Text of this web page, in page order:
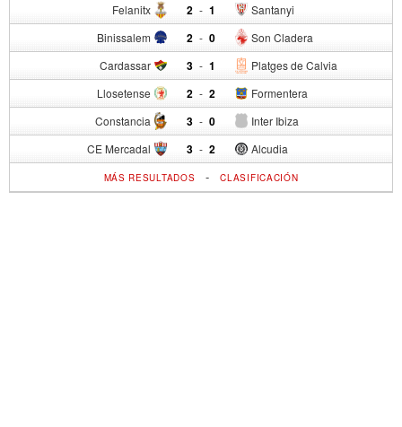
Felanitx 2 - Santanyi
1
Binissalem 2 - Son Cladera
0
Cardassar 3 - Platges de Calvia
1
Llosetense 2 - Formentera
2
Constancia 3 - Inter Ibiza
0
CE Mercadal 3 - Alcudia
2
MÁS RESULTADOS -CLASIFICACIÓN